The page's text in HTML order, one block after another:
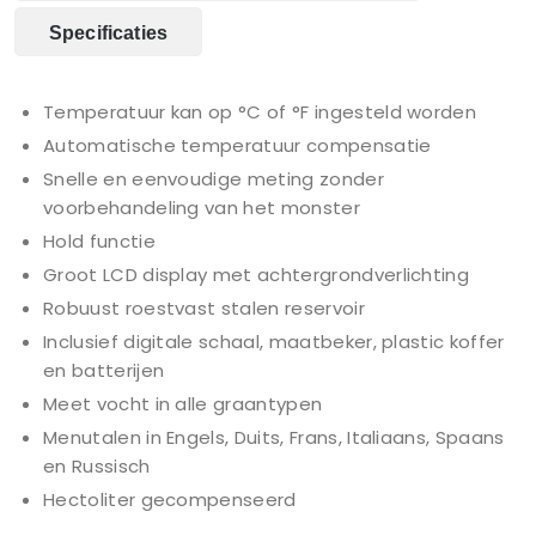
Specificaties
Temperatuur kan op °C of °F ingesteld worden
Automatische temperatuur compensatie
Snelle en eenvoudige meting zonder
voorbehandeling van het monster
Hold functie
Groot LCD display met achtergrondverlichting
Robuust roestvast stalen reservoir
Inclusief digitale schaal, maatbeker, plastic koffer
en batterijen
Meet vocht in alle graantypen
Menutalen in Engels, Duits, Frans, Italiaans, Spaans
en Russisch
Hectoliter gecompenseerd